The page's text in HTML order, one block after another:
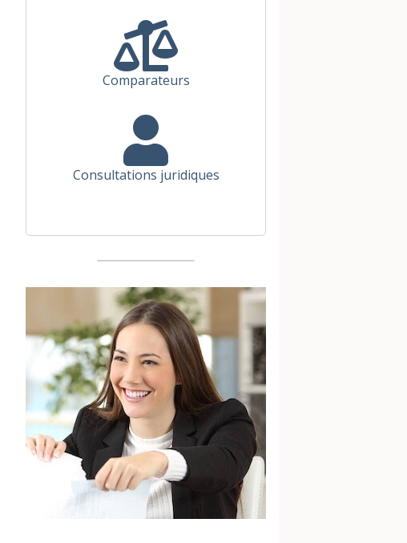
Comparateurs
Consultations juridiques